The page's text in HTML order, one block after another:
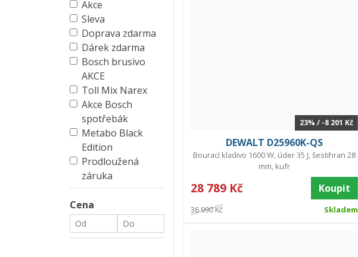
Akce
Sleva
Doprava zdarma
Dárek zdarma
Bosch brusivo
AKCE
Toll Mix Narex
Akce Bosch
spotřebák
Metabo Black
Edition
Prodloužená
záruka
Cena
23% / -8 201 Kč
DEWALT D25960K-QS
Bourací kladivo 1600 W, úder 35 J, šestihran 28
mm, kufr
28 789 Kč Koupit
36 990 Kč Skladem